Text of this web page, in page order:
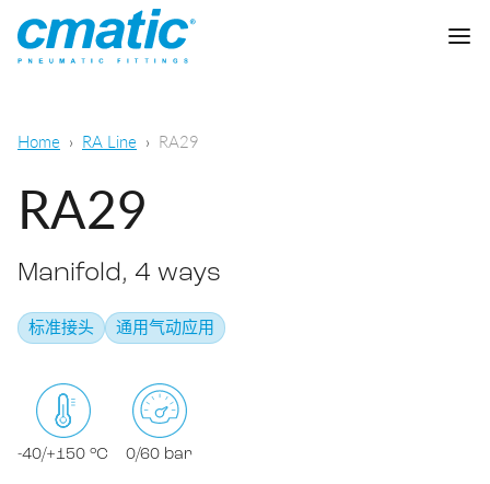
卡套接头
标准接头
通用气动
食品，化学&制药
Cmatic实验室
质量
销售网络
下载
Home RA Line RA29
RA29
Manifold, 4 ways
标准接头 通用气动应用
-40/+150 °C 0/60 bar